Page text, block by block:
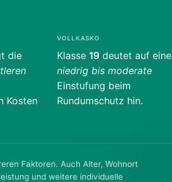
die
Kosten
VOLLKASKO
Klasse19 deutet auf eine
niedrig bis moderate
Einstufung beim
Rundumschutz hin.
Faktoren. Auch Alter, Wohnort
und weitere individuelle